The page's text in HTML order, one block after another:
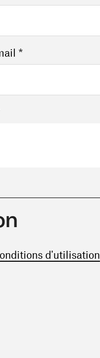
Votre adresse email *
d'utilisation